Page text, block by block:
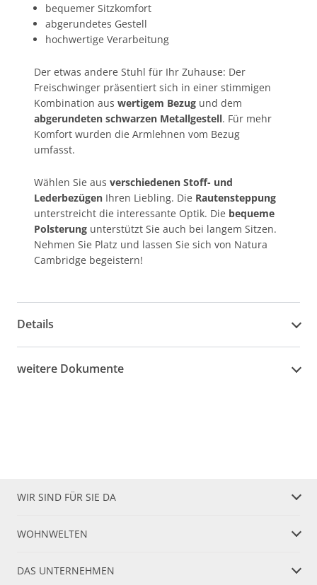
bequemer Sitzkomfort
abgerundetes Gestell
hochwertige Verarbeitung
Der etwas andere Stuhl für Ihr Zuhause: Der
Freischwinger präsentiert sich in einer stimmigen
Kombination aus wertigem Bezug und dem
abgerundeten schwarzen Metallgestell. Für mehr
Komfort wurden die Armlehnen vom Bezug
umfasst.
Wählen Sie aus verschiedenen Stoff- und
Lederbezügen Ihren Liebling. Die Rautensteppung
unterstreicht die interessante Optik. Die bequeme
Polsterung unterstützt Sie auch bei langem Sitzen.
Nehmen Sie Platz und lassen Sie sich von Natura
Cambridge begeistern!
Details
weitere Dokumente
WIR SIND FÜR SIE DA
WOHNWELTEN
DAS UNTERNEHMEN